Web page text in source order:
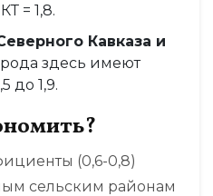
КТ = 1,8.
Кавказа и
здесь имеют
до 1,9.
(0,6-0,8)
сельским районам